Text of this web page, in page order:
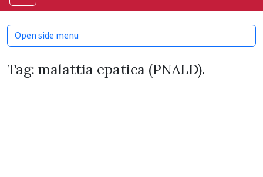
Tag: malattia epatica (PNALD).
Open side menu